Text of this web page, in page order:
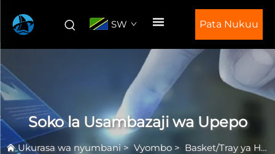
SW Pata Nukuu
Soko la Usambazaji wa Upepo
Ukurasa wa nyumbani>Vyombo > Basket/Tray ya Heat Treatment